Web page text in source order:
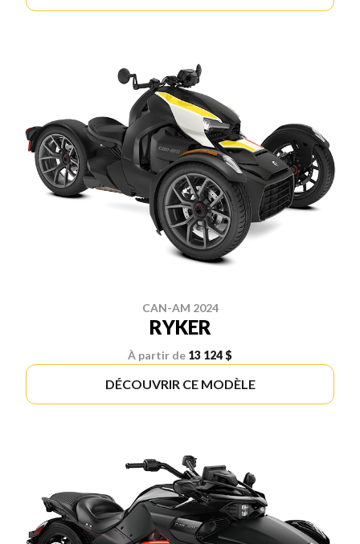
CAN-AM 2024
RYKER
À partir de 13 124 $
DÉCOUVRIR CE MODÈLE